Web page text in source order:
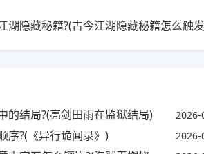
湖隐藏秘籍?(古今江湖隐藏秘籍怎么触
的结局?(亮剑田雨在监狱结局)
序?(《异行诡闻录》)